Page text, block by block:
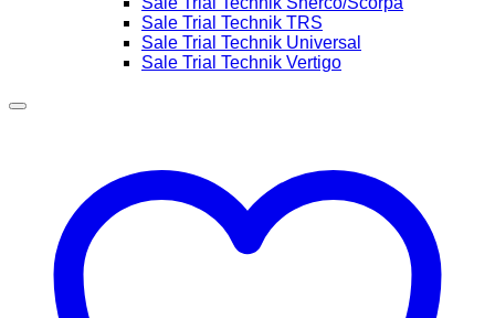
Sale Trial Technik TRS
Sale Trial Technik Universal
Sale Trial Technik Vertigo